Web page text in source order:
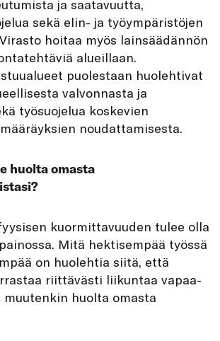
ja saatavuutta,
sekä elin- ja työympäristöjen
hoitaa myös lainsäädännön
alueillaan.
puolestaan huolehtivat
valvonnasta ja
työsuojelua koskevien
noudattamisesta.
huolta omasta
kuormittavuuden tulee olla
Mitä hektisempää työssä
on huolehtia siitä, että
riittävästi liikuntaa vapaa-
muutenkin huolta omasta